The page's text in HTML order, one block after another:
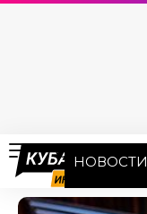
НОВОСТИ